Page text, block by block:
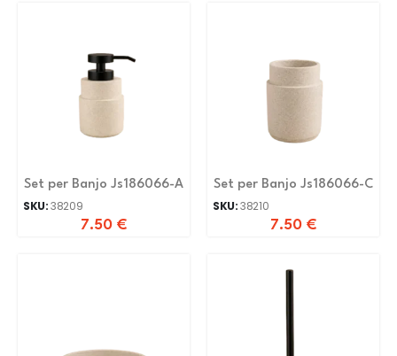
Set per Banjo Js186066-A
SKU:38209
7.50 €
Set per Banjo Js186066-C
SKU:38210
7.50 €